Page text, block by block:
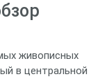
живописных
в центральной